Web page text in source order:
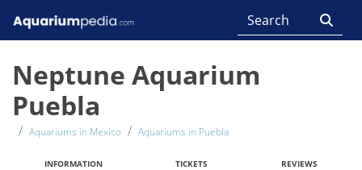
Neptune Aquarium
Puebla
Aquariums in Mexico Aquariums in Puebla
INFORMATION TICKETS REVIEWS